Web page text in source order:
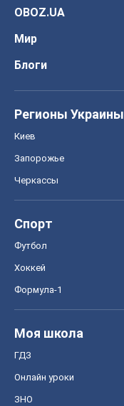
OBOZ.UA
Мир
Блоги
Регионы Украины
Киев
Запорожье
Черкассы
Спорт
Футбол
Хоккей
Формула-1
Моя школа
ГДЗ
Онлайн уроки
ЗНО